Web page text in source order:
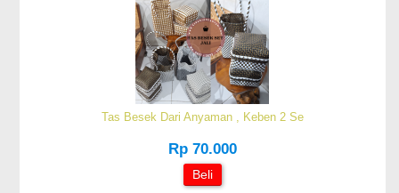
Tas Besek Dari Anyaman , Keben 2 Se
Rp 70.000
Beli